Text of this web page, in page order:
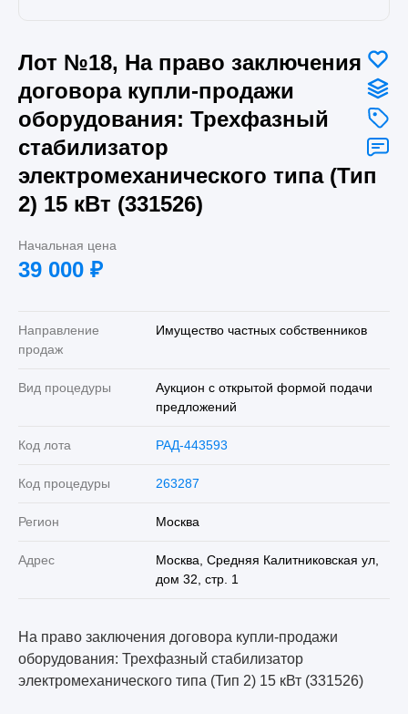
Лот №18, На право заключения
договора купли-продажи
оборудования: Трехфазный
стабилизатор
электромеханического типа (Тип
2) 15 кВт (331526)
Начальная цена
39 000 ₽
Направление
продаж
Имущество частных собственников
Вид процедуры
Аукцион с открытой формой подачи
предложений
Код лота РАД-443593
Код процедуры 263287
Регион Москва
Адрес
Москва, Средняя Калитниковская ул,
дом 32, стр. 1
На право заключения договора купли-продажи
оборудования: Трехфазный стабилизатор
электромеханического типа (Тип 2) 15 кВт (331526)